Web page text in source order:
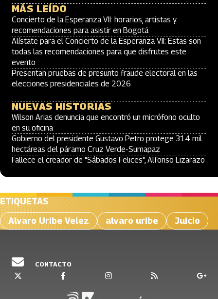
MÁS LEÍDO
Concierto de la Esperanza VII: horarios, artistas y
recomendaciones para asistir en Bogotá
Alístate para el Concierto de la Esperanza VII: Estas son
todas las recomendaciones para que disfrutes este
evento
Presentan pruebas de presunto fraude electoral en las
elecciones presidenciales de 2026
NUEVAS HISTORIAS
Wilson Arias denuncia que encontró un micrófono oculto
en su oficina
Gobierno del presidente Gustavo Petro protege 314 mil
hectáreas del páramo Cruz Verde-Sumapaz
Fallece el creador de "Sábados Felices", Alfonso Lizarazo
ETIQUETAS
Alvaro Uribe Velez
alvaro uribe Juicio
CONTACTO